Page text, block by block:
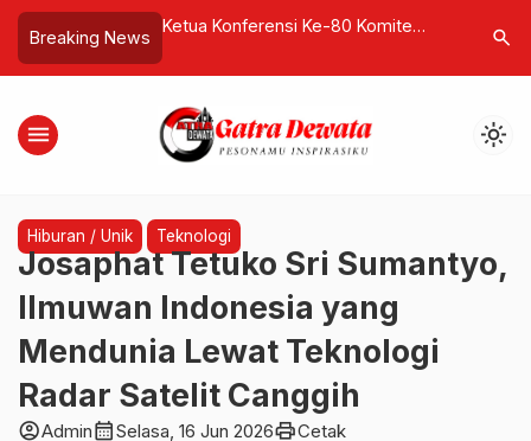
Breaking News
Tanah Pura
Pengempon
Negara
Ketua Konferensi Ke-80 Komite
atas Pidato Wilson Lalengke
Seba
Pesan
search
menu light_mode
Hiburan / Unik Teknologi
Josaphat Tetuko Sri Sumantyo,
Ilmuwan Indonesia yang
Mendunia Lewat Teknologi
Radar Satelit Canggih
account_circleAdmincalendar_monthSelasa, 16 Jun 2026printCetak